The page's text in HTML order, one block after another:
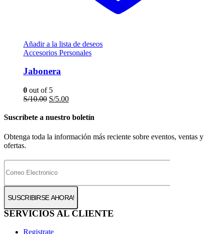
Añadir a la lista de deseos
Accesorios Personales
Jabonera
0 out of 5
S/10.00 El
original
S/10.00.
S/5.00El
actual
S/5.00.
Suscríbete a nuestro boletín
Obtenga toda la información más reciente sobre eventos, ventas y
ofertas.
SERVICIOS AL CLIENTE
Registrate